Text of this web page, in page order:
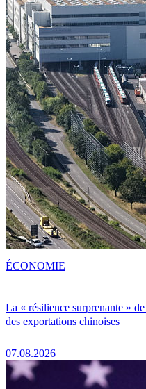
La « résilience surprenante »
des exportations chinoises
07.08.2026
ÉCONOMIE